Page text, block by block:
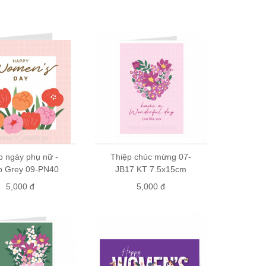
đơn hàng và giao hàng
tặng trên toàn quốc. Hãy liên hệ với chúng tôi để
ngày phụ nữ -
Grey 09-PN40
5,000 đ
Thiệp chúc mừng 07-
JB17 KT 7.5x15cm
5,000 đ